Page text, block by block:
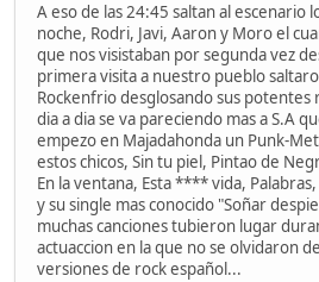
A eso de las 24:45 saltan al escenario
noche, Rodri, Javi, Aaron y Moro el
que nos visistaban por segunda vez
primera visita a nuestro pueblo
Rockenfrio desglosando sus
dia a dia se va pareciendo mas a S.A
empezo en Majadahonda un Punk-
estos chicos, Sin tu piel, Pintao de
En la ventana, Esta **** vida, Palabras,
y su single mas conocido "Soñar
muchas canciones tubieron lugar
actuaccion en la que no se olvidaron
versiones de rock español...